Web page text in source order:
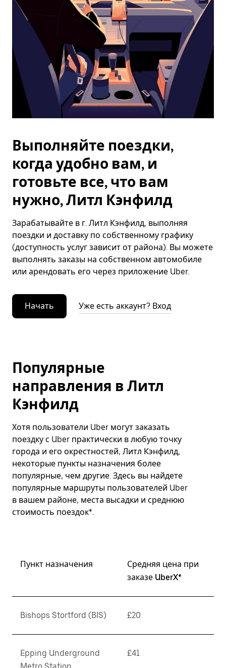
Выполняйте поездки,
когда удобно вам, и
готовьте все, что вам
нужно, Литл Кэнфилд
Зарабатывайте в г. Литл Кэнфилд, выполняя
поездки и доставку по собственному графику
(доступность услуг зависит от района). Вы можете
выполнять заказы на собственном автомобиле
или арендовать его через приложение Uber.
Начать Уже есть аккаунт? Вход
Популярные
направления в Литл
Кэнфилд
Хотя пользователи Uber могут заказать
поездку с Uber практически в любую точку
города и его окрестностей, Литл Кэнфилд,
некоторые пункты назначения более
популярные, чем другие. Здесь вы найдете
популярные маршруты пользователей Uber
в вашем районе, места высадки и среднюю
стоимость поездок*.
Пункт назначения
Средняя цена при
заказе UberX*
Bishops Stortford (BIS) £20
Epping Underground
£41